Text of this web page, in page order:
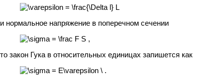
и нормальное напряжение в поперечном сечении
то закон Гука в относительных единицах запишется как